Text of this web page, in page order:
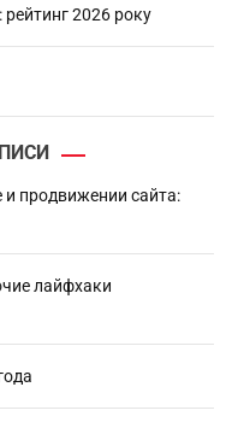
2026 року
продвижении сайта:
лайфхаки